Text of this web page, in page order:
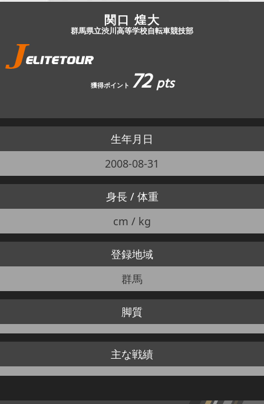
関口 煌大
群馬県立渋川高等学校自転車競技部
獲得ポイント 72pts
生年月日
2008-08-31
身長 / 体重
cm / kg
登録地域
群馬
脚質
主な戦績